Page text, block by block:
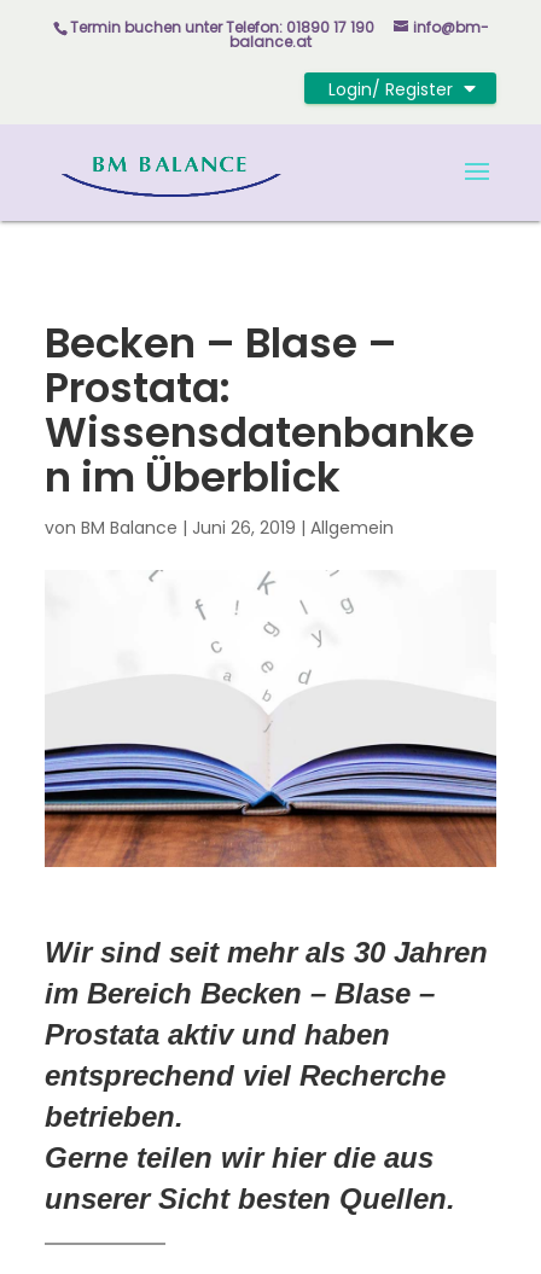
Skip to content
Termin buchen unterTelefon: 01890 17 190 info@bm-
balance.at
Login/ Register
Becken – Blase –
Prostata:
Wissensdatenbanke
n im Überblick
vonBM Balance | Juni 26, 2019 |Allgemein
Wir sind seit mehr als 30 Jahren
im Bereich Becken – Blase –
Prostata aktiv und haben
entsprechend viel Recherche
betrieben.
Gerne teilen wir hier die aus
unserer Sicht besten Quellen.